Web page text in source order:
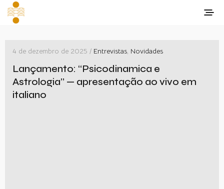
4 de dezembro de 2025 / Entrevistas, Novidades
Lançamento: “Psicodinamica e
Astrologia” — apresentação ao vivo em
italiano